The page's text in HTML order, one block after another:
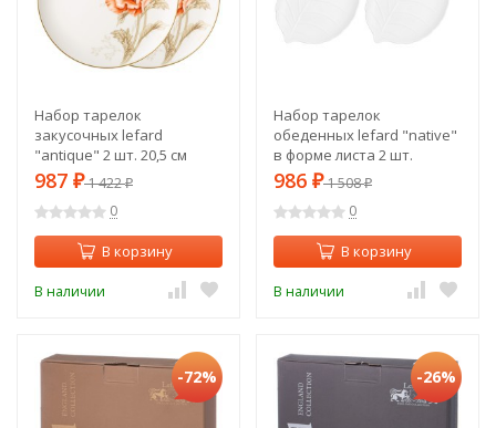
Набор тарелок
закусочных lefard
"antique" 2 шт. 20,5 см
Lefard (415-2265)
987 ₽1 422₽
0
В корзину
В наличии
Набор тарелок
обеденных lefard "native"
в форме листа 2 шт.
27,7*20,5*2,5 см Lefard
(474-217)
986 ₽1 508₽
0
В корзину
В наличии
-72% -26%